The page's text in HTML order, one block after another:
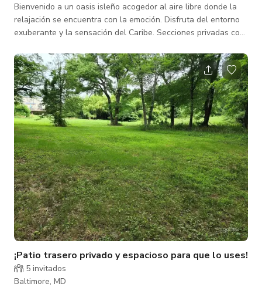
Bienvenido a un oasis isleño acogedor al aire libre donde la
relajación se encuentra con la emoción. Disfruta del entorno
exuberante y la sensación del Caribe. Secciones privadas con
gusto con deliciosos aperitivos en nuestro bar al aire libre,
mira los partidos en nuestras televisiones exteriores, mientras
te relajas en nuestro Pabellón VIP con bar privado, asientos
cómodos y un ambiente que te hace sentir como si escaparas
a
¡Patio trasero privado y espacioso para que lo uses!
5 invitados
Baltimore, MD